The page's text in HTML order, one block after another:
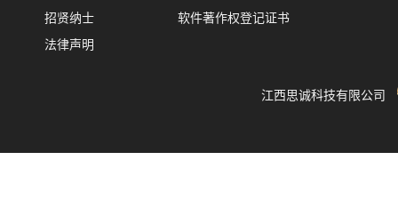
招贤纳士
法律声明
软件著作权登记证书
江西思诚科技有限公司